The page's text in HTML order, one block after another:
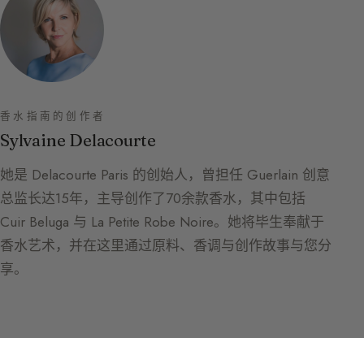
香水指南的创作者
Sylvaine Delacourte
她是 Delacourte Paris 的创始人，曾担任 Guerlain 创意
总监长达15年，主导创作了70余款香水，其中包括
Cuir Beluga 与 La Petite Robe Noire。她将毕生奉献于
香水艺术，并在这里通过原料、香调与创作故事与您分
享。